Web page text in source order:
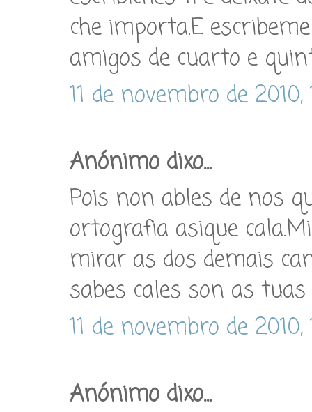
che importa.E
amigos de cuarto e
11 de novembro de 2010,
Anónimo dixo...
Pois non ables de nos
ortografia asique
mirar as dos demais
sabes cales son as tuas
11 de novembro de 2010,
Anónimo dixo...